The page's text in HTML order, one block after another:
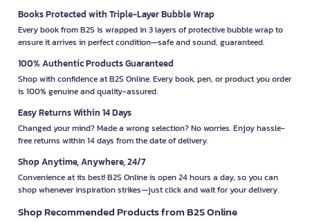
Books Protected with Triple-Layer Bubble Wrap
Every book from B2S is wrapped in 3 layers of protective bubble wrap to
ensure it arrives in perfect condition—safe and sound, guaranteed.
100% Authentic Products Guaranteed
Shop with confidence at B2S Online. Every book, pen, or product you order
is 100% genuine and quality-assured.
Easy Returns Within 14 Days
Changed your mind? Made a wrong selection? No worries. Enjoy hassle-
free returns within 14 days from the date of delivery.
Shop Anytime, Anywhere, 24/7
Convenience at its best! B2S Online is open 24 hours a day, so you can
shop whenever inspiration strikes—just click and wait for your delivery.
Shop Recommended Products from B2S Online